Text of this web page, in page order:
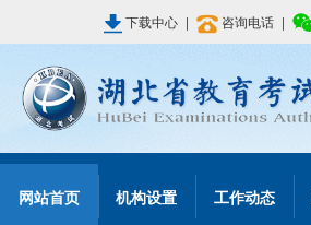
下载中心 | 咨询电话 |
网站首页 机构设置 工作动态